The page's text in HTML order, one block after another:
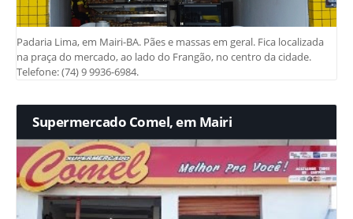
Padaria Lima, em Mairi-BA. Pães e massas em geral. Fica localizada
na praça do mercado, ao lado do Frangão, no centro da cidade.
Telefone: (74) 9 9936-6984.
Supermercado Comel, em Mairi